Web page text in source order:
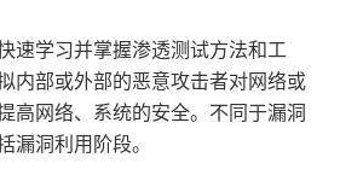
速学习并掌握渗透测试方法和工
内部或外部的恶意攻击者对网络或
高网络、系统的安全。不同于漏洞
漏洞利用阶段。